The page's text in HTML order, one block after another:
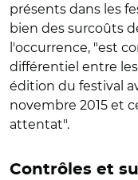
présents dans les
bien des surcoûts
l'occurrence, "est
différentiel entre
édition du festival
novembre 2015 et
attentat".
Contrôles et